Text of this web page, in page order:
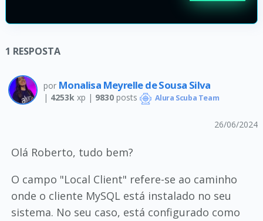
1 RESPOSTA
por Monalisa Meyrelle de Sousa Silva
| 4253kxp | 9830posts Alura Scuba Team
26/06/2024
Olá Roberto, tudo bem?
O campo "Local Client" refere-se ao caminho
onde o cliente MySQL está instalado no seu
sistema. No seu caso, está configurado como